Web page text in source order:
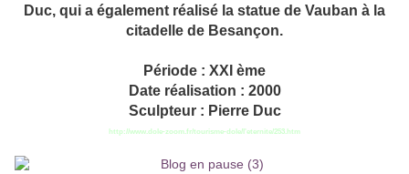
Duc, qui a également réalisé la statue de Vauban à la
citadelle de Besançon.
Période : XXI ème
Date réalisation : 2000
Sculpteur : Pierre Duc
http://www.dole-zoom.fr/tourisme-dole/l'eternite/253.htm